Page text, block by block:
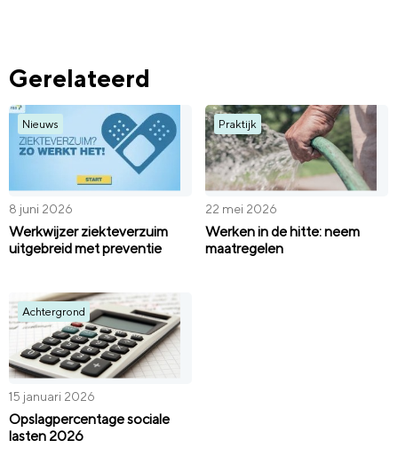
Gerelateerd
Nieuws
8 juni 2026
Werkwijzer ziekteverzuim
uitgebreid met preventie
Praktijk
22 mei 2026
Werken in de hitte: neem
maatregelen
Achtergrond
15 januari 2026
Opslagpercentage sociale
lasten 2026